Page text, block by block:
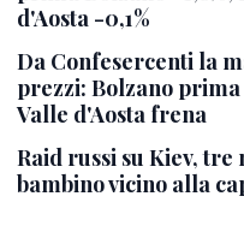
d'Aosta -0,1%
Da Confesercenti la
prezzi: Bolzano
Valle d'Aosta frena
Raid russi su Kiev,
bambino vicino alla